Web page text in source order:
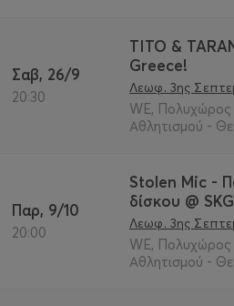
Σαβ, 26/9
20:30
TITO &
Greece!
Λεωφ. 3ης
WE, Πολυχώρος
Αθλητισμού -
Παρ, 9/10
20:00
Stolen Mic -
δίσκου @ SKG
Λεωφ. 3ης
WE, Πολυχώρος
Αθλητισμού -